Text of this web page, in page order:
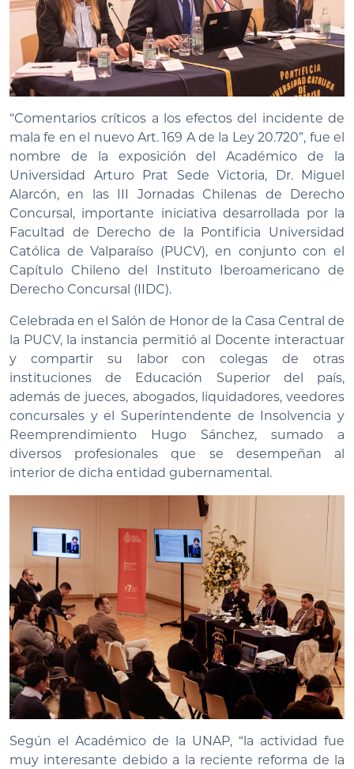
“Comentarios críticos a los efectos del incidente de
mala fe en el nuevo Art. 169 A de la Ley 20.720”, fue el
nombre de la exposición del Académico de la
Universidad Arturo Prat Sede Victoria, Dr. Miguel
Alarcón, en las III Jornadas Chilenas de Derecho
Concursal, importante iniciativa desarrollada por la
Facultad de Derecho de la Pontificia Universidad
Católica de Valparaíso (PUCV), en conjunto con el
Capítulo Chileno del Instituto Iberoamericano de
Derecho Concursal (IIDC).
Celebrada en el Salón de Honor de la Casa Central de
la PUCV, la instancia permitió al Docente interactuar
y compartir su labor con colegas de otras
instituciones de Educación Superior del país,
además de jueces, abogados, liquidadores, veedores
concursales y el Superintendente de Insolvencia y
Reemprendimiento Hugo Sánchez, sumado a
diversos profesionales que se desempeñan al
interior de dicha entidad gubernamental.
Según el Académico de la UNAP, “la actividad fue
muy interesante debido a la reciente reforma de la